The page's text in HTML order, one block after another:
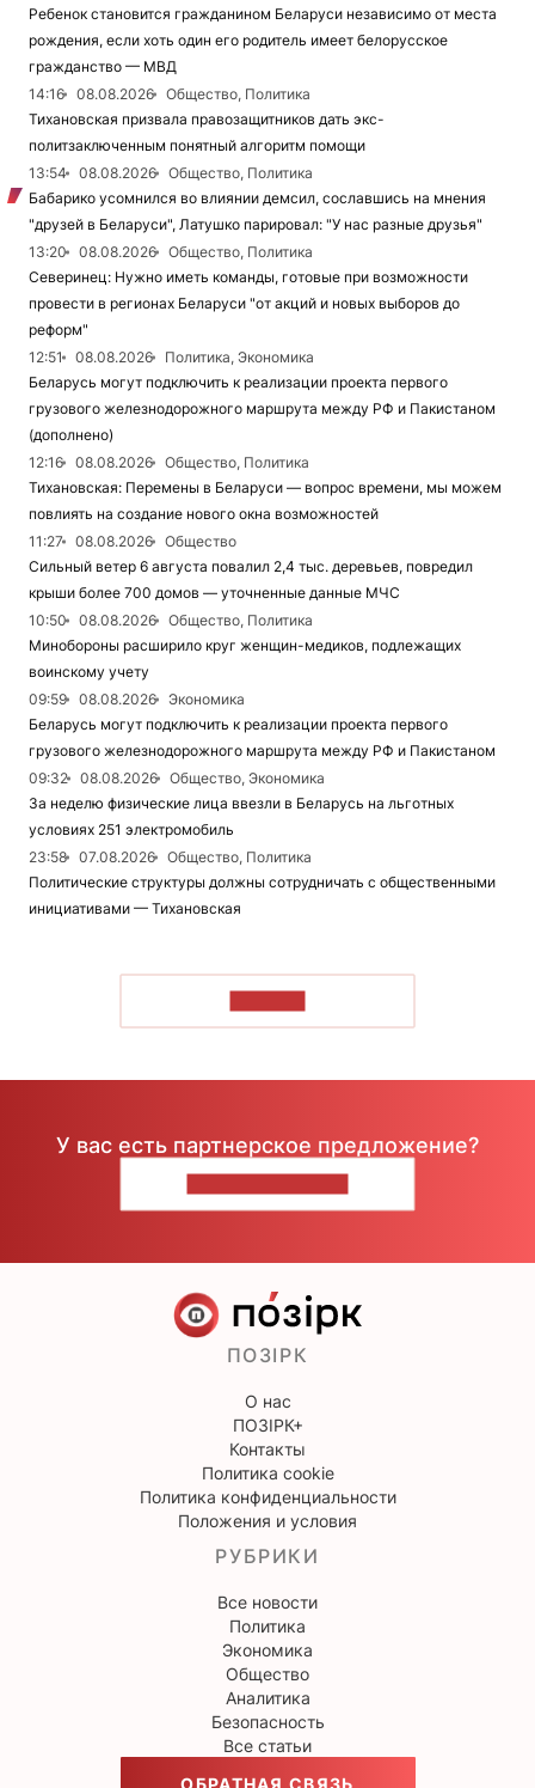
Ребенок становится гражданином Беларуси независимо от места
рождения, если хоть один его родитель имеет белорусское
гражданство — МВД
14:16
08.08.2026
Общество, Политика
Тихановская призвала правозащитников дать экс-
политзаключенным понятный алгоритм помощи
13:54
08.08.2026
Общество, Политика
Бабарико усомнился во влиянии демсил, сославшись на мнения
"друзей в Беларуси", Латушко парировал: "У нас разные друзья"
13:20
08.08.2026
Общество, Политика
Северинец: Нужно иметь команды, готовые при возможности
провести в регионах Беларуси "от акций и новых выборов до
реформ"
12:51
08.08.2026
Политика, Экономика
Беларусь могут подключить к реализации проекта первого
грузового железнодорожного маршрута между РФ и Пакистаном
(дополнено)
12:16
08.08.2026
Общество, Политика
Тихановская: Перемены в Беларуси — вопрос времени, мы можем
повлиять на создание нового окна возможностей
11:27
08.08.2026
Общество
Сильный ветер 6 августа повалил 2,4 тыс. деревьев, повредил
крыши более 700 домов — уточненные данные МЧС
10:50
08.08.2026
Общество, Политика
Минобороны расширило круг женщин-медиков, подлежащих
воинскому учету
09:59
08.08.2026
Экономика
Беларусь могут подключить к реализации проекта первого
грузового железнодорожного маршрута между РФ и Пакистаном
09:32
08.08.2026
Общество, Экономика
За неделю физические лица ввезли в Беларусь на льготных
условиях 251 электромобиль
23:58
07.08.2026
Общество, Политика
Политические структуры должны сотрудничать с общественными
инициативами — Тихановская
У вас есть партнерское предложение?
ПОЗІРК
О нас
ПОЗІРК+
Контакты
Политика cookie
Политика конфиденциальности
Положения и условия
РУБРИКИ
Все новости
Политика
Экономика
Общество
Аналитика
Безопасность
Все статьи
ОБРАТНАЯ СВЯЗЬ